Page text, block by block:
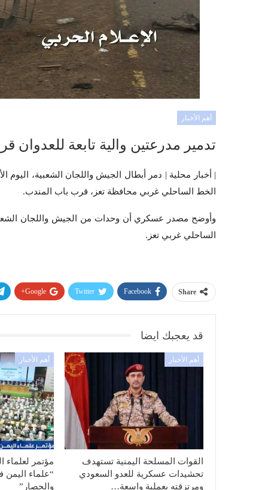
أهم الأخبار
تدمير مدرعتين والية تابعة للعدوان
الخط الساحلي غربي محافظة تعز، قرب باب المندب.
وأوضح مصدر عسكري أن وحدات من الجيش واللجان
الساحلي غربي تعز.
Share
Facebook
Twitter
Google+
قد يعجبك ايضا
أهم الأخبار
القوات المسلحة اليمنية تستهدف
تحشيدات عسكرية للعدو السعودي
ومرتزقته بعملية واسعة…
أهم الأخبار
مؤتمر لعلماء
“علماء اليمن
والحصار”